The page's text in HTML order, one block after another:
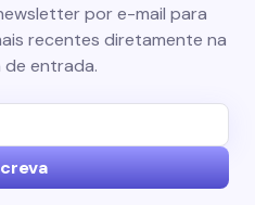
por e-mail para
recentes diretamente na
de entrada.